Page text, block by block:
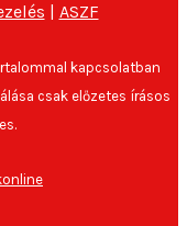
| ASZF
kapcsolatban
csak előzetes írásos